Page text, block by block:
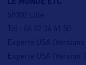
LE MONDE ETC
59000 Lille
Tel : 06 22 36 61 50
Experte USA
Experte USA (Version